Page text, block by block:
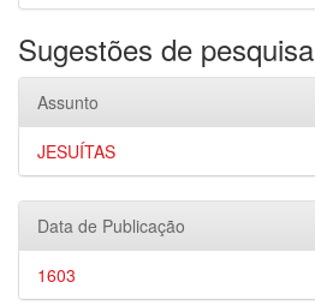
Sugestões de pesquisa
Assunto
JESUÍTAS
Data de Publicação
1603